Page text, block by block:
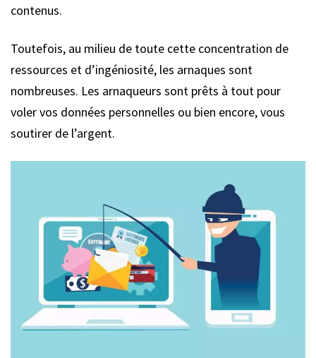
contenus.
Toutefois, au milieu de toute cette concentration de
ressources et d’ingéniosité, les arnaques sont
nombreuses. Les arnaqueurs sont prêts à tout pour
voler vos données personnelles ou bien encore, vous
soutirer de l’argent.